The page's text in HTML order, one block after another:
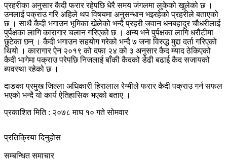
प्रहरीका अनुसार कैदी फरार रहेपछि धेरै समय जंगलमा लुकेको खुलेको छ ।
उनलाई पक्राउ गरि अहिले थप विषयमा अनुसन्धान भइरहेको प्रहरीले बताएको
छ । साथै कैदी भगाउन भूमिका खेलेको भन्दै प्रहरी जवान धनबहादुर चौधरीलाई
पुर्पक्षका लागि कारागार चलान गरिएको छ । अन्य भने पुर्पक्षका लागि धरौटीमा
छुटेका छन् । कैदी भगाउन सहयोग गरेको भन्दै ७ जना विरुद्ध मुद्दा दर्ता गरिएको
थियो । कारागार ऐन २०१९ को दफा २४ को ३ अनुसार कैद म्याद ठेकिएको
कैदी भागेमा पक्राउ परेपछि निजलाई बाँकी कैदको डेढी बढाई कैद सजायको
ब्यवस्था रहेको छ ।
दाङका प्रमुख जिल्ला अधिकारी हिरालाल रेग्मीले फरार कैदी पक्राउ गर्न सफल
भएको भन्दै यो कार्य ऐतिहासिक भएको बताए ।
प्रकाशित मिति : २०७८ माघ १० गते सोमवार
प्रतिक्रिया दिनुहोस
सम्बन्धित समाचार